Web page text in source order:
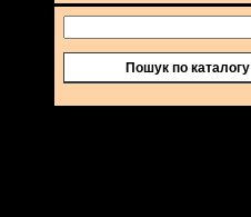
Пошук по каталогу